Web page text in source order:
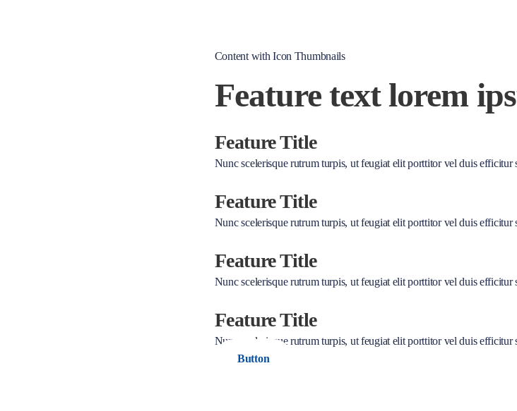
Content with Icon Thumbnails
Feature text lorem
Feature Title
Nunc scelerisque rutrum turpis, ut feugiat elit porttitor vel duis efficitur
Feature Title
Nunc scelerisque rutrum turpis, ut feugiat elit porttitor vel duis efficitur
Feature Title
Nunc scelerisque rutrum turpis, ut feugiat elit porttitor vel duis efficitur
Feature Title
Nunc scelerisque rutrum turpis, ut feugiat elit porttitor vel duis efficitur
Button